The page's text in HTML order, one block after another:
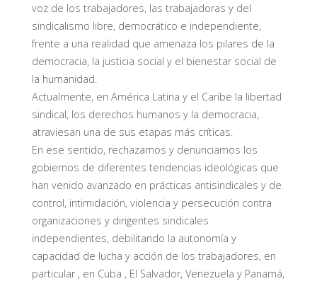
voz de los trabajadores, las trabajadoras y del
sindicalismo libre, democrático e independiente,
frente a una realidad que amenaza los pilares de la
democracia, la justicia social y el bienestar social de
la humanidad.
Actualmente, en América Latina y el Caribe la libertad
sindical, los derechos humanos y la democracia,
atraviesan una de sus etapas más críticas.
En ese sentido, rechazamos y denunciamos los
gobiernos de diferentes tendencias ideológicas que
han venido avanzado en prácticas antisindicales y de
control, intimidación, violencia y persecución contra
organizaciones y dirigentes sindicales
independientes, debilitando la autonomía y
capacidad de lucha y acción de los trabajadores, en
particular , en Cuba , El Salvador, Venezuela y Panamá,